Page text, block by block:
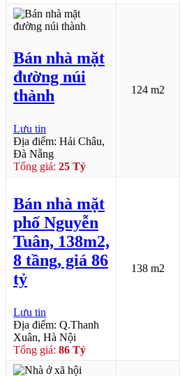
Bán nhà mặt
đường núi
thành
Lưu tin
Địa điểm: Hải Châu,
Đà Nẵng
Tổng giá: 25 Tỷ
124 m2
Bán nhà mặt
phố Nguyễn
Tuân, 138m2,
8 tầng, giá 86
tỷ
Lưu tin
Địa điểm: Q.Thanh
Xuân, Hà Nội
Tổng giá: 86 Tỷ
138 m2